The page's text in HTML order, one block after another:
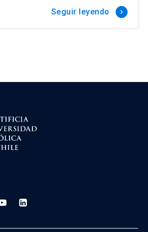
Seguir leyendo keyboard_arrow_right